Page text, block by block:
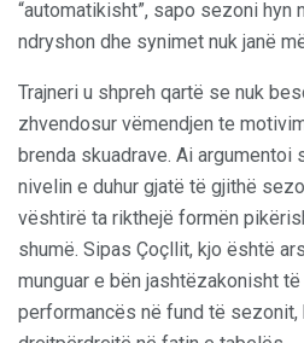
“automatikisht”, sapo sezoni hyn
ndryshon dhe synimet nuk janë
Trajneri u shpreh qartë se nuk
zhvendosur vëmendjen te
brenda skuadrave. Ai argumentoi
nivelin e duhur gjatë të gjithë
vështirë ta rikthejë formën
shumë. Sipas Çoçllit, kjo është
munguar e bën jashtëzakonisht
performancës në fund të